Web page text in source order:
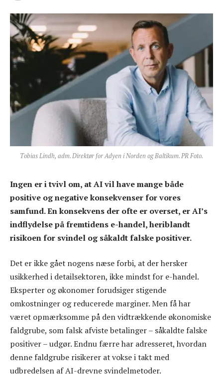
Tobias Lindh, adm. Direktør for Adyen i Norden og Baltikum. PR Foto.
Ingen er i tvivl om, at AI vil have mange både
positive og negative konsekvenser for vores
samfund. En konsekvens der ofte er overset, er AI’s
indflydelse på fremtidens e-handel, heriblandt
risikoen for svindel og såkaldt falske positiver.
Det er ikke gået nogens næse forbi, at der hersker
usikkerhed i detailsektoren, ikke mindst for e-handel.
Eksperter og økonomer forudsiger stigende
omkostninger og reducerede marginer. Men få har
været opmærksomme på den vidtrækkende økonomiske
faldgrube, som falsk afviste betalinger – såkaldte falske
positiver – udgør. Endnu færre har adresseret, hvordan
denne faldgrube risikerer at vokse i takt med
udbredelsen af AI-drevne svindelmetoder.